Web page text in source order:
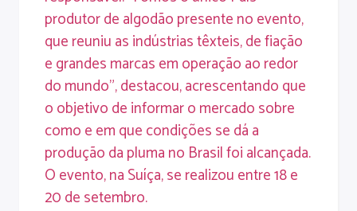
produtor de algodão presente no evento,
que reuniu as indústrias têxteis, de fiação
e grandes marcas em operação ao redor
do mundo”, destacou, acrescentando que
o objetivo de informar o mercado sobre
como e em que condições se dá a
produção da pluma no Brasil foi alcançada.
O evento, na Suíça, se realizou entre 18 e
20 de setembro.